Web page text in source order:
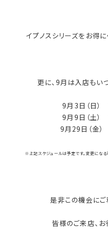
イプノスシリーズをお得
更に、9月は入店もい
9月3日（日
9月9日（土
9月29日（金
※上記スケジュールは予定です。変更にな
是非この機会に
皆様のご来店、